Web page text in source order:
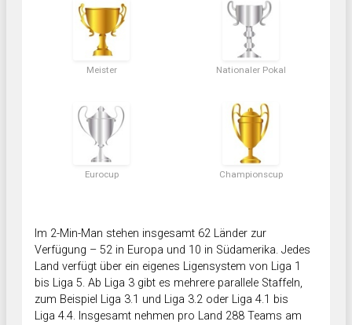
Meister Nationaler Pokal
Eurocup Championscup
Im 2-Min-Man stehen insgesamt 62 Länder zur
Verfügung – 52 in Europa und 10 in Südamerika. Jedes
Land verfügt über ein eigenes Ligensystem von Liga 1
bis Liga 5. Ab Liga 3 gibt es mehrere parallele Staffeln,
zum Beispiel Liga 3.1 und Liga 3.2 oder Liga 4.1 bis
Liga 4.4. Insgesamt nehmen pro Land 288 Teams am